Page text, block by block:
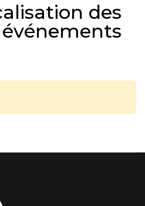
des
événements